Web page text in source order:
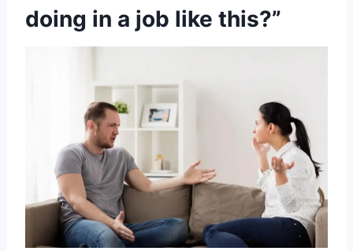
doing in a job like this?”